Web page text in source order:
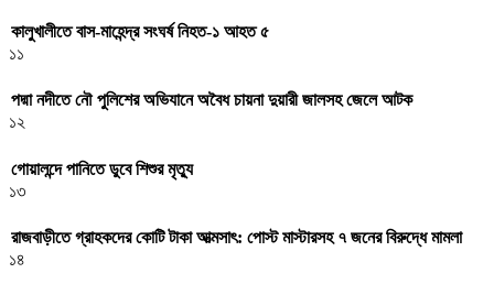
কালুখালীতে বাস-মাহেন্দ্র সংঘর্ষ নিহত-১ আহত ৫
১১
পদ্মা নদীতে নৌ পুলিশের অভিযানে অবৈধ চায়না দুয়ারী জালসহ জেলে আটক
১২
গোয়ালন্দে পানিতে ডুবে শিশুর মৃত্যু
১৩
রাজবাড়ীতে গ্রাহকদের কোটি টাকা আত্মসাৎ: পোস্ট মাস্টারসহ ৭ জনের বিরুদ্ধে মামলা
১৪